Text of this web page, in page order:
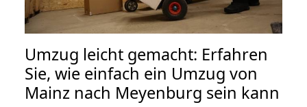
Umzug leicht gemacht: Erfahren
Sie, wie einfach ein Umzug von
Mainz nach Meyenburg sein kann